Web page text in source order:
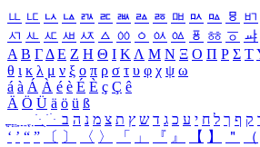
ㅥ ㅦ ㅧ ㅨ ㅩ ㅪ ㅫ ㅬ ㅭ ㅮ ㅯ ㅰ ㅱ ㅲ
ㅺ ㅻ ㅼ ㅽ ㅾ ㅿ ㆀ ㆁ ㆂ ㆃ ㆄ ㆅ ㆆ ㆇ
Α Β ΓΔ Ε Ζ Η Θ Ι ΚΛ Μ Ν Ξ Ο Π Ρ Σ Τ
θ ι κ λ μ ν ξ ο π ρ σ τ υ φ χ ψ ω
á à Á À é è É È ç Ç ê
Ä Ö Ü ä ö ü ß
ִֶֹ ֻּ ׁׂ ק ף ך ל ח י ע כ ג ד ש ץ ת צ מ נ ה ב
‘ ’ “ ” 〔 〕 〈 〉 「 」 『 』 【 】 ＂ （